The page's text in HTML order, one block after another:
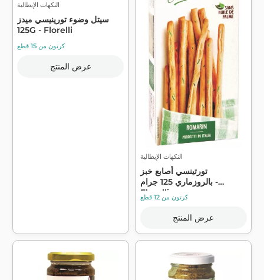
النكهات الإيطالية
سيتل وضوء تورينيسي ميدز
125G - Florelli
كرتون من 15 قطع
عرض المنتج
النكهات الإيطالية
تورتينسي أصابع خبز
بالروزماري 125 جرام -
Florelliكرتون من 12 قطع
عرض المنتج